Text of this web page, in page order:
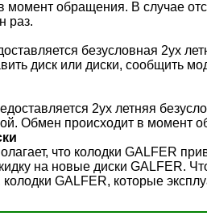
момент обращения. В случае
раз.
безусловная 2ух
диск или диски, сообщить
2ух летняя
Обмен происходит в момент
что колодки GALFER
на новые диски GALFER.
GALFER, которые